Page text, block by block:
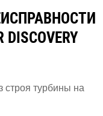
строя турбины на